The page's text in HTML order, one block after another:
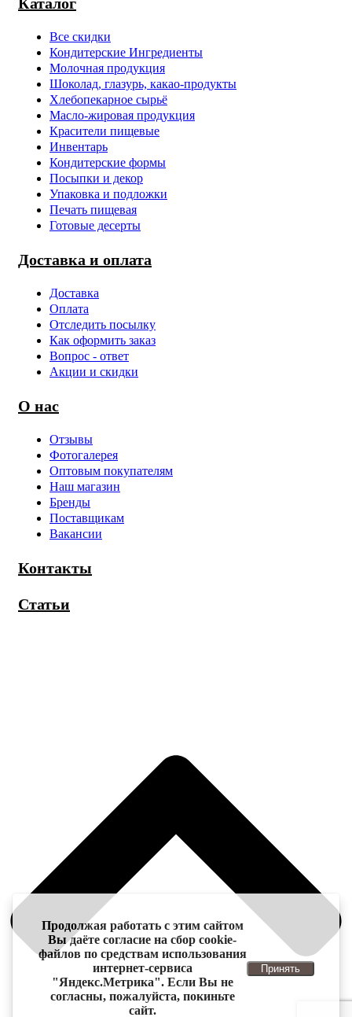
Каталог
Все скидки
Кондитерские Ингредиенты
Молочная продукция
Шоколад, глазурь, какао-продукты
Хлебопекарное сырьё
Масло-жировая продукция
Красители пищевые
Инвентарь
Кондитерские формы
Посыпки и декор
Упаковка и подложки
Печать пищевая
Готовые десерты
Доставка и оплата
Доставка
Оплата
Отследить посылку
Как оформить заказ
Вопрос - ответ
Акции и скидки
О нас
Отзывы
Фотогалерея
Оптовым покупателям
Наш магазин
Бренды
Поставщикам
Вакансии
Контакты
Статьи
Продолжая работать с этим сайтом
Вы даёте согласие на сбор cookie-
файлов по средствам использования
интернет-сервиса
"Яндекс.Метрика". Если Вы не
согласны, пожалуйста, покиньте
сайт.
Принять